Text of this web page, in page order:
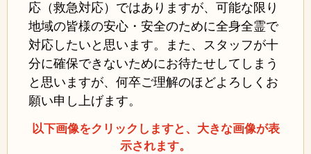
応（救急対応）ではありますが、可能な限り
地域の皆様の安心・安全のために全身全霊で
対応したいと思います。また、スタッフが十
分に確保できないためにお待たせしてしまう
と思いますが、何卒ご理解のほどよろしくお
願い申し上げます。
以下画像をクリックしますと、大きな画像が表
示されます。